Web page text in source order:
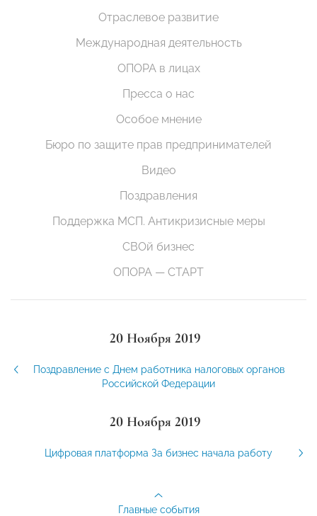
Отраслевое развитие
Международная деятельность
ОПОРА в лицах
Пресса о нас
Особое мнение
Бюро по защите прав предпринимателей
Видео
Поздравления
Поддержка МСП. Антикризисные меры
СВОй бизнес
ОПОРА — СТАРТ
20 Ноября 2019
Поздравление с Днем работника налоговых органов
Российской Федерации
20 Ноября 2019
Цифровая платформа За бизнес начала работу
Главные события